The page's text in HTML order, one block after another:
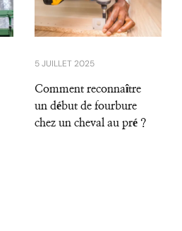
5 JUILLET 2025
Comment reconnaître
un début de fourbure
chez un cheval au pré ?